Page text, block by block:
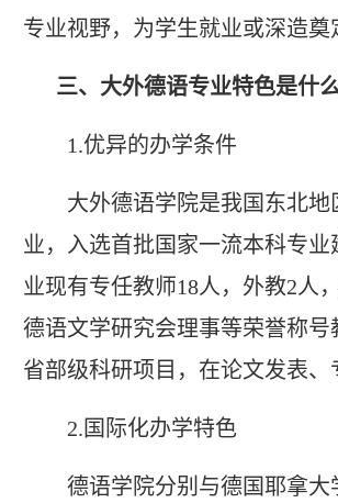
专业视野，为学生就业或深造奠
三、大外德语专业特色是什么
1.优异的办学条件
大外德语学院是我国东北
业，入选首批国家一流本科专
业现有专任教师18人，外教2人
德语文学研究会理事等荣誉称号
省部级科研项目，在论文发表、
2.国际化办学特色
德语学院分别 与德国耶拿大